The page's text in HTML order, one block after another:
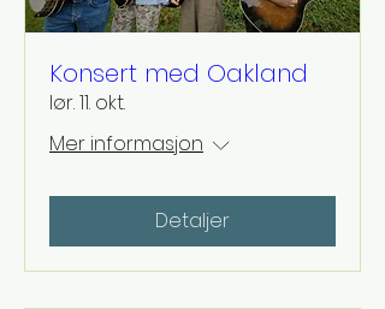
Konsert med Oakland
lør. 11. okt.
Mer informasjon
Detaljer